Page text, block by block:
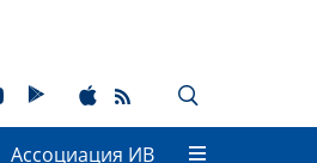
Ассоциация ИВ